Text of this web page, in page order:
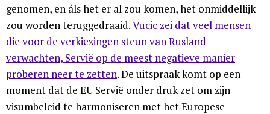
genomen, en áls het er al zou komen, het onmiddellijk
zou worden teruggedraaid.Vucic zei dat veel mensen
die voor de verkiezingen steun van Rusland
verwachten, Servië op de meest negatieve manier
proberen neer te zetten. De uitspraak komt op een
moment dat de EU Servië onder druk zet om zijn
visumbeleid te harmoniseren met het Europese